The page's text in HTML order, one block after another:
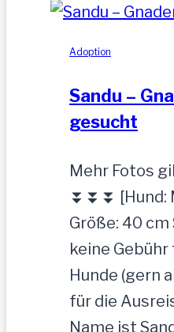
Adoption
Sandu –
gesucht
Mehr Fotos
⏬⏬⏬
Größe: 40
keine
Hunde (gern
für die
Name ist